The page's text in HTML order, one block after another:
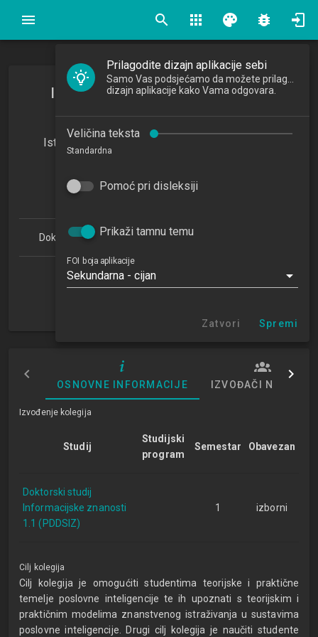
search apps palette bug_report
Istraživačke metode za poslovnu
inteligenciju
Istraživačke metode za poslovnu inteligenciju
7
Doktorski studij Informacijske znanosti 1.1 (PDDSIZ)
Nema podatka
OSNOVNE INFORMACIJE IZVOĐAČI NASTAVE
Izvođenje kolegija
Studij
Studijski
program
Semestar Obavezan
Doktorski studij
Informacijske znanosti
1.1 (PDDSIZ)
1 izborni
Cilj kolegija
Cilj kolegija je omogućiti studentima teorijske i praktične
temelje poslovne inteligencije te ih upoznati s teorijskim i
praktičnim modelima znanstvenog istraživanja u sustavima
poslovne inteligencije. Drugi cilj kolegija je naučiti studente
Prilagodite dizajn aplikacije sebi
dizajn aplikacije kako Vama odgovara.
Veličina teksta
Standardna
Pomoć pri disleksiji
Prikaži tamnu temu
FOI boja aplikacije
Sekundarna - cijan
Zatvori Spremi